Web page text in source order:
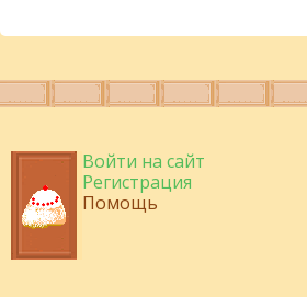
Войти на сайт
Регистрация
Помощь